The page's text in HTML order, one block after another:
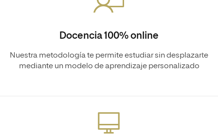
Docencia 100% online
Nuestra metodología te permite estudiar sin desplazarte
mediante un modelo de aprendizaje personalizado